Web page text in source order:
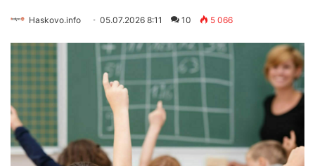
Haskovo.info 05.07.2026 8:11 10 5 066